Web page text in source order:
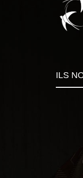
ILS